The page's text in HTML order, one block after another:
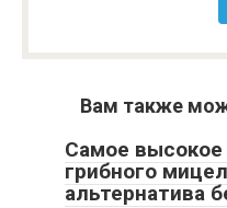
Вам также
Самое
грибного
альтернатива